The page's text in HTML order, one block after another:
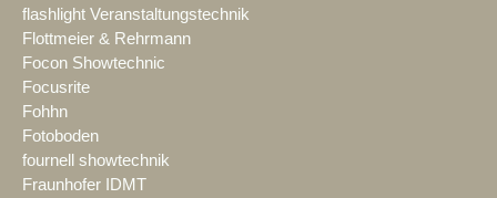
flashlight Veranstaltungstechnik
Flottmeier & Rehrmann
Focon Showtechnic
Focusrite
Fohhn
Fotoboden
fournell showtechnik
Fraunhofer IDMT